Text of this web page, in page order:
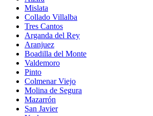
Mislata
Collado Villalba
Tres Cantos
Arganda del Rey
Aranjuez
Boadilla del Monte
Valdemoro
Pinto
Colmenar Viejo
Molina de Segura
Mazarrón
San Javier